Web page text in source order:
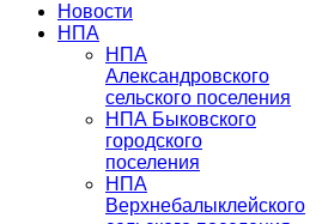
Новости
НПА
НПА
Александровского
сельского поселения
НПА Быковского
городского
поселения
НПА
Верхнебалыклейского